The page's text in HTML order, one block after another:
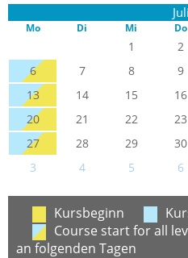
Juli
Mo Di Mi Do
1 2
6
7 8 9
13
14 15 16
20
21 22 23
27
28 29 30
3
4 5 6
Kursbeginn
Course start for all
an folgenden Tagen